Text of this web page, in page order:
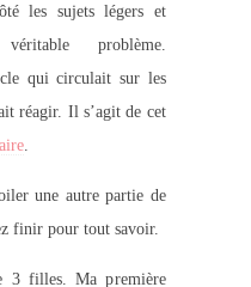
les sujets légers et
problème.
qui circulait sur les
réagir. Il s’agit de cet
.
une autre partie de
finir pour tout savoir.
3 filles. Ma première